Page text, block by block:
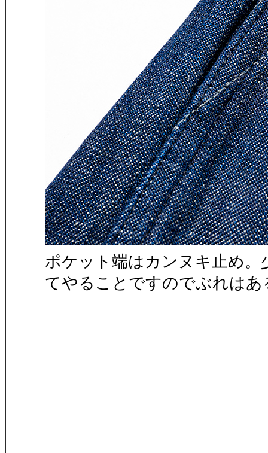
ポケット端はカンヌキ止め
てやることですのでぶれはあ